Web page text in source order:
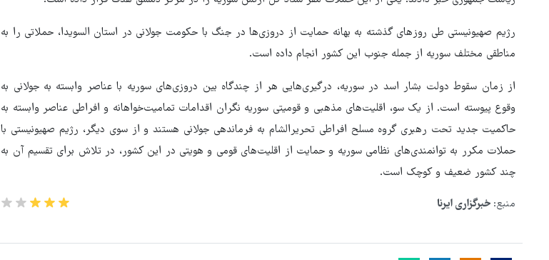
رژیم صهیونیستی طی روزهای گذشته به بهانه حمایت از دروزی‌ها در جنگ با حکومت جولانی در استان السویدا، حملاتی را به
مناطقی مختلف سوریه از جمله جنوب این کشور انجام داده است.
از زمان سقوط دولت بشار اسد در سوریه، درگیری‌هایی هر از چندگاه بین دروزی‌های سوریه با عناصر وابسته به جولانی به
وقوع پیوسته است. از یک سو، اقلیت‌های مذهبی و قومیتی سوریه نگران اقدامات تمامیت‌خواهانه و افراطی عناصر وابسته به
حاکمیت جدید تحت رهبری گروه مسلح افراطی تحریرالشام به فرماندهی جولانی هستند و از سوی دیگر، رژیم صهیونیستی با
حملات مکرر به توانمندی‌های نظامی سوریه و حمایت از اقلیت‌های قومی و هویتی در این کشور، در تلاش برای تقسیم آن به
چند کشور ضعیف و کوچک است.
منبع: خبرگزاری ایرنا